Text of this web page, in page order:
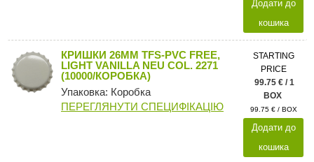
Додати до
кошика
КРИШКИ 26MM TFS-PVC FREE,
LIGHT VANILLA NEU COL. 2271
(10000/КОРОБКА)
Упаковка: Коробка
ПЕРЕГЛЯНУТИ СПЕЦИФІКАЦІЮ
STARTING
PRICE
99.75 € / 1
BOX
99.75 € / BOX
Додати до
кошика